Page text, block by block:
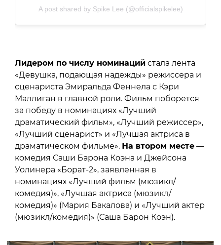
A post shared by Spike Lee (@officialspikelee)
Лидером по числу номинаций стала лента
«Девушка, подающая надежды» режиссера и
сценариста Эмиральда Феннела с Кэри
Маллиган в главной роли. Фильм поборется
за победу в номинациях «Лучший
драматический фильм», «Лучший режиссер»,
«Лучший сценарист» и «Лучшая актриса в
драматическом фильме». На втором месте —
комедия Саши Барона Коэна и Джейсона
Уолинера «Борат-2», заявленная в
номинациях «Лучший фильм (мюзикл/
комедия)», «Лучшая актриса (мюзикл/
комедия)» (Мария Бакалова) и «Лучший актер
(мюзикл/комедия)» (Саша Барон Коэн).